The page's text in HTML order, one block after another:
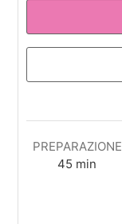
PREPARAZIONE
45 minuti
min